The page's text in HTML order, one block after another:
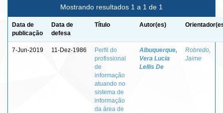
Mostrando resultados 1 a 1 de 1
Data de
publicação
Data de
defesa
Título Autor(es)
7-Jun-2019 11-Dez-1986
Perfil do
profissional
de
informação
atuando no
sistema de
informação
da área de
Albuquerque,
Vera Lucia
Lellis De
Robredo,
Jaime